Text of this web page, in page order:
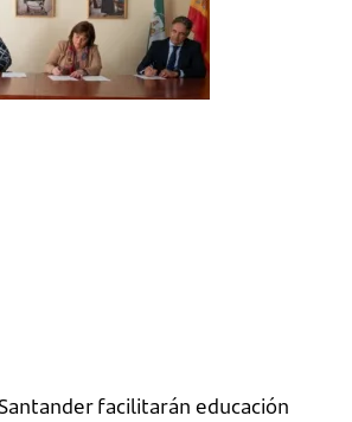
facilitarán educación